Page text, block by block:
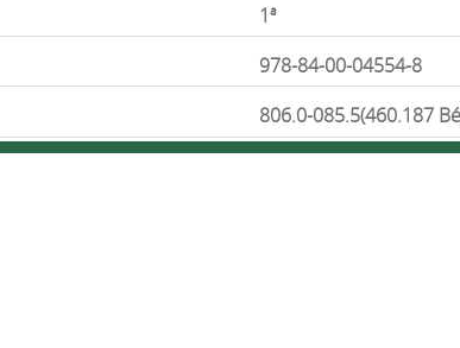
1ª
978-84-00-04554-8
806.0-085.5(460.187